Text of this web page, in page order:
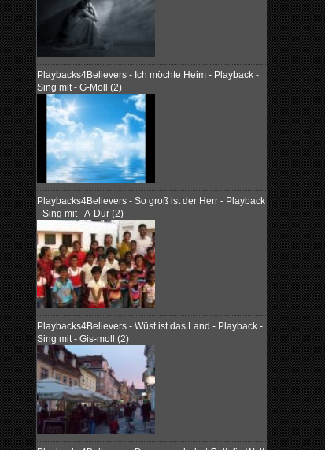
Playbacks4Believers - Ich möchte Heim - Playback -
Sing mit - G-Moll (2)
Playbacks4Believers - So groß ist der Herr - Playback
- Sing mit - A-Dur (2)
Playbacks4Believers - Wüst ist das Land - Playback -
Sing mit - Gis-moll (2)